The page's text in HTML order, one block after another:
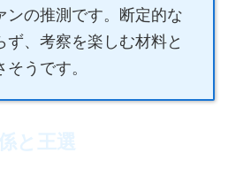
ンの推測です。断定的な
、考察を楽しむ材料と
うです。
と王選